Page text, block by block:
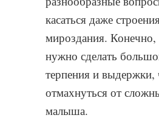
касаться даже
мироздания. Конечно,
нужно сделать
терпения и выдержки,
отмахнуться от
малыша.